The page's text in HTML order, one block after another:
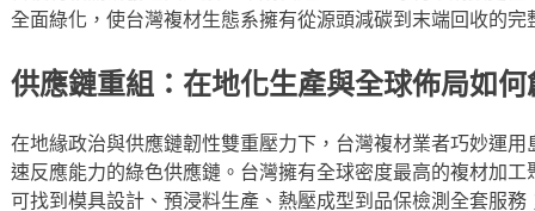
全面綠化，使台灣複材生態系擁有從源頭減碳到末端回收的完
供應鏈重組：在地化生產與全球佈局如
在地緣政治與供應鏈韌性雙重壓力下，台灣複材業者巧妙運
速反應能力的綠色供應鏈。台灣擁有全球密度最高的複材加
可找到模具設計、預浸料生產、熱壓成型到品保檢測全套服